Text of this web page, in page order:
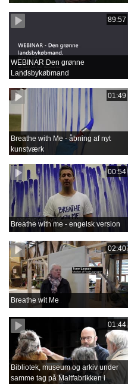
89:57
WEBINAR Den grønne
Landsbykøbmand
01:49
Breathe with Me - åbning af nyt
kunstværk
00:54
Breathe with me - engelsk version
02:40
Breathe wit Me
01:44
Bibliotek, museum og arkiv under
samme tag på Maltfabrikken i